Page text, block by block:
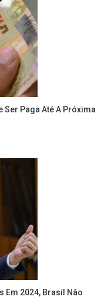
Ser Paga Até A Próxima
Em 2024, Brasil Não